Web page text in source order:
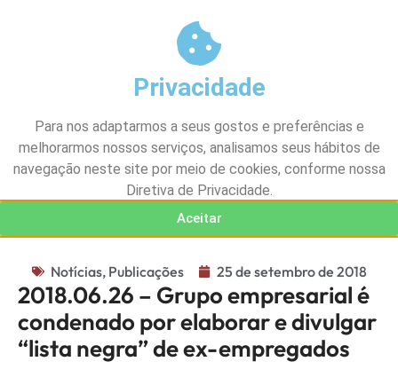
R$ 0,00
Área do aluno
Notícias, Publicações 25 de setembro de 2018
2018.06.26 – Grupo empresarial é
condenado por elaborar e divulgar
“lista negra” de ex-empregados
Privacidade
Para nos adaptarmos a seus gostos e preferências e
melhorarmos nossos serviços, analisamos seus hábitos de
navegação neste site por meio de cookies, conforme nossa
Diretiva de Privacidade.
Aceitar